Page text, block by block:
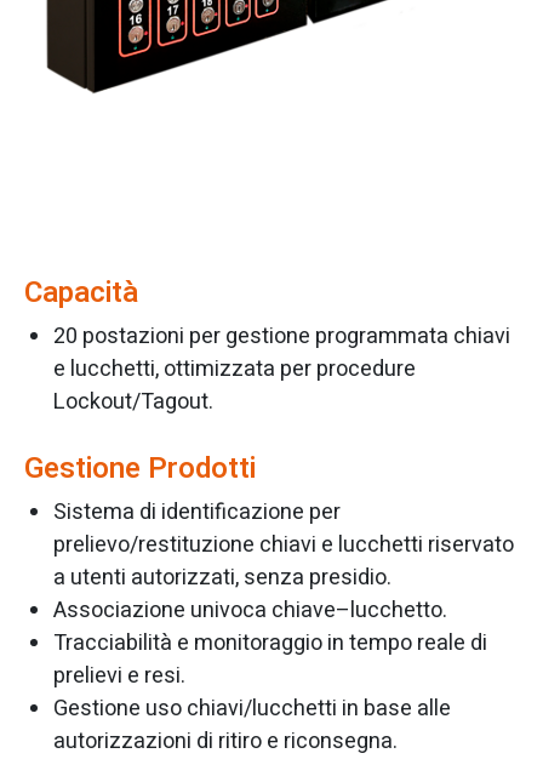
Capacità
20 postazioni per gestione programmata chiavi
e lucchetti, ottimizzata per procedure
Lockout/Tagout.
Gestione Prodotti
Sistema di identificazione per
prelievo/restituzione chiavi e lucchetti riservato
a utenti autorizzati, senza presidio.
Associazione univoca chiave–lucchetto.
Tracciabilità e monitoraggio in tempo reale di
prelievi e resi.
Gestione uso chiavi/lucchetti in base alle
autorizzazioni di ritiro e riconsegna.